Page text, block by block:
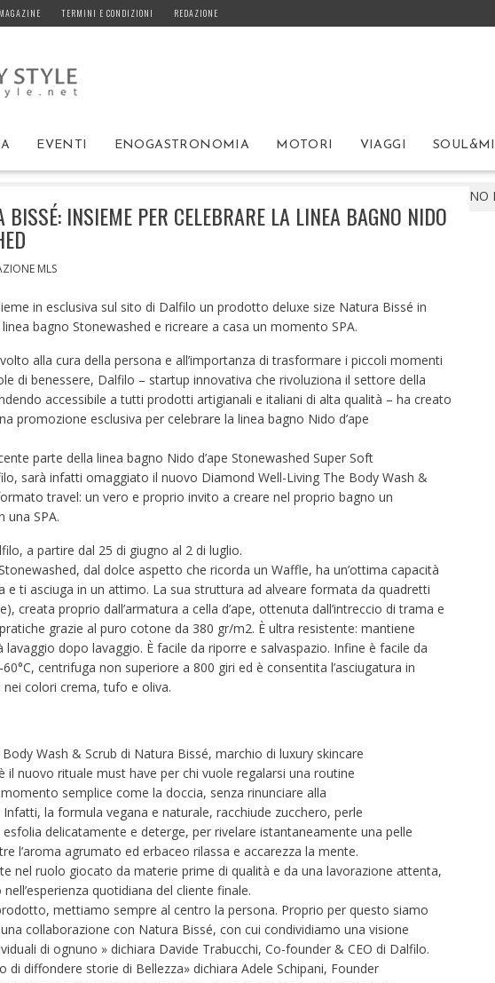
TERMINI E CONDIZIONI REDAZIONE
EVENTI ENOGASTRONOMIA MOTORI VIAGGI
DALFILO E NATURA BISSÉ: INSIEME PER CELEBRARE LA LINEA
BISSÉ: INSIEME PER CELEBRARE LA LINEA BAGNO NIDO
MLS
in esclusiva sul sito di Dalfilo un prodotto deluxe size Natura Bissé in
bagno Stonewashed e ricreare a casa un momento SPA.
alla cura della persona e all’importanza di trasformare i piccoli momenti
di benessere, Dalfilo – startup innovativa che rivoluziona il settore della
accessibile a tutti prodotti artigianali e italiani di alta qualità – ha creato
promozione esclusiva per celebrare la linea bagno Nido d’ape
parte della linea bagno Nido d’ape Stonewashed Super Soft
sarà infatti omaggiato il nuovo Diamond Well-Living The Body Wash &
travel: un vero e proprio invito a creare nel proprio bagno un
una SPA.
a partire dal 25 di giugno al 2 di luglio.
dal dolce aspetto che ricorda un Waffle, ha un’ottima capacità
e ti asciuga in un attimo. La sua struttura ad alveare formata da quadretti
creata proprio dall’armatura a cella d’ape, ottenuta dall’intreccio di trama e
grazie al puro cotone da 380 gr/m2. È ultra resistente: mantiene
dopo lavaggio. È facile da riporre e salvaspazio. Infine è facile da
centrifuga non superiore a 800 giri ed è consentita l’asciugatura in
nei colori crema, tufo e oliva.
Wash & Scrub di Natura Bissé, marchio di luxury skincare
il nuovo rituale must have per chi vuole regalarsi una routine
semplice come la doccia, senza rinunciare alla
Infatti, la formula vegana e naturale, racchiude zucchero, perle
delicatamente e deterge, per rivelare istantaneamente una pelle
l’aroma agrumato ed erbaceo rilassa e accarezza la mente.
nel ruolo giocato da materie prime di qualità e da una lavorazione attenta,
quotidiana del cliente finale.
mettiamo sempre al centro la persona. Proprio per questo siamo
collaborazione con Natura Bissé, con cui condividiamo una visione
di ognuno » dichiara Davide Trabucchi, Co-founder & CEO di Dalfilo.
di diffondere storie di Bellezza» dichiara Adele Schipani, Founder